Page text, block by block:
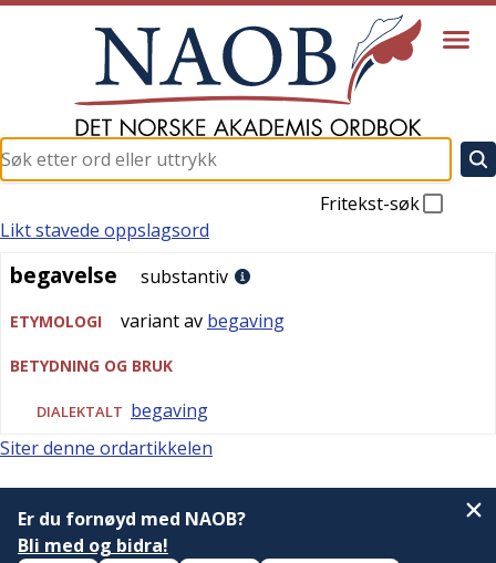
Fritekst-søk
begavelse
Likt stavede oppslagsord
begavelse substantiv
ETYMOLOGI variant av begaving
BETYDNING OG BRUK
DIALEKTALT begaving
Siter denne ordartikkelen
Er du fornøyd med NAOB?
Bli med og bidra!